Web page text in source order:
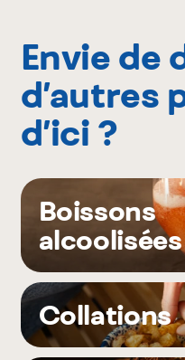
Envie de
d’autres
d’ici ?
Boissons
alcoolisées
Collations